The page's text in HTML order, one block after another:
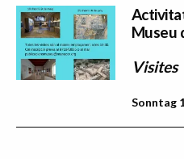
Museu
Visites
Sonntag